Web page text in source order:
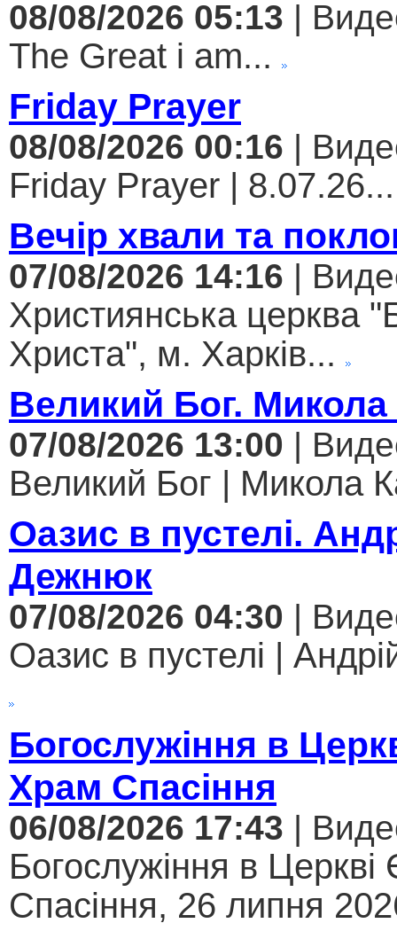
08/08/2026 05:13 |
The Great i am...
Friday Prayer
08/08/2026 00:16 |
Friday Prayer | 8.07.26...
Вечір хвали та
07/08/2026 14:16 |
Християнська церква
Христа", м. Харків...
Великий Бог. Микола
07/08/2026 13:00 |
Великий Бог | Микола
Оазис в пустелі.
Дежнюк
07/08/2026 04:30 |
Оазис в пустелі |
Богослужіння в
Храм Спасіння
06/08/2026 17:43 |
Богослужіння в
Спасіння, 26 липня